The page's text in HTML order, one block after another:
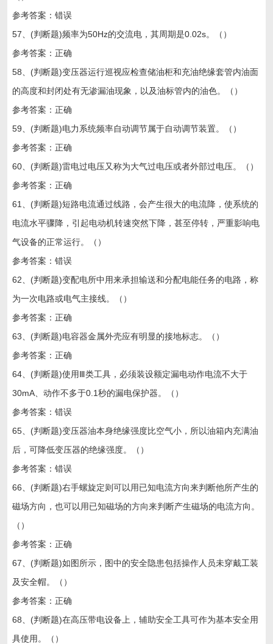
参考答案：错误
57、(判断题)频率为50Hz的交流电，其周期是0.02s。（）
参考答案：正确
58、(判断题)变压器运行巡视应检查储油柜和充油绝缘套管内油面
的高度和封闭处有无渗漏油现象，以及油标管内的油色。（）
参考答案：正确
59、(判断题)电力系统频率自动调节属于自动调节装置。（）
参考答案：正确
60、(判断题)雷电过电压又称为大气过电压或者外部过电压。（）
参考答案：正确
61、(判断题)短路电流通过线路，会产生很大的电流降，使系统的
电流水平骤降，引起电动机转速突然下降，甚至停转，严重影响电
气设备的正常运行。（）
参考答案：错误
62、(判断题)变配电所中用来承担输送和分配电能任务的电路，称
为一次电路或电气主接线。（）
参考答案：正确
63、(判断题)电容器金属外壳应有明显的接地标志。（）
参考答案：正确
64、(判断题)使用Ⅲ类工具，必须装设额定漏电动作电流不大于
30mA、动作不多于0.1秒的漏电保护器。（）
参考答案：错误
65、(判断题)变压器油本身绝缘强度比空气小，所以油箱内充满油
后，可降低变压器的绝缘强度。（）
参考答案：错误
66、(判断题)右手螺旋定则可以用已知电流方向来判断他所产生的
磁场方向，也可以用已知磁场的方向来判断产生磁场的电流方向。
（）
参考答案：正确
67、(判断题)如图所示，图中的安全隐患包括操作人员未穿戴工装
及安全帽。（）
参考答案：正确
68、(判断题)在高压带电设备上，辅助安全工具可作为基本安全用
具使用。（）